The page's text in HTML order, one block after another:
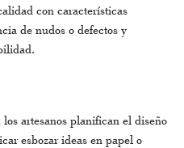
con características
de nudos o defectos y
artesanos planifican el diseño
esbozar ideas en papel o